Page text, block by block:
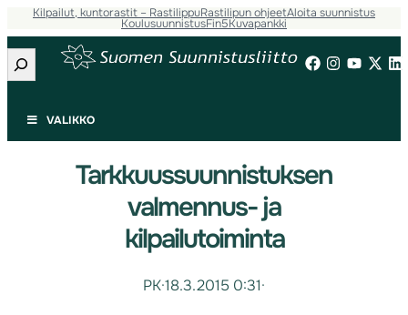
Kilpailut, kuntorastit – RastilippuRastilipun ohjeetAloita suunnistus
KoulusuunnistusFin5Kuvapankki
Etsi
VALIKKO
Tarkkuussuunnistuksen
valmennus- ja
kilpailutoiminta
PK·18.3.2015 0:31·